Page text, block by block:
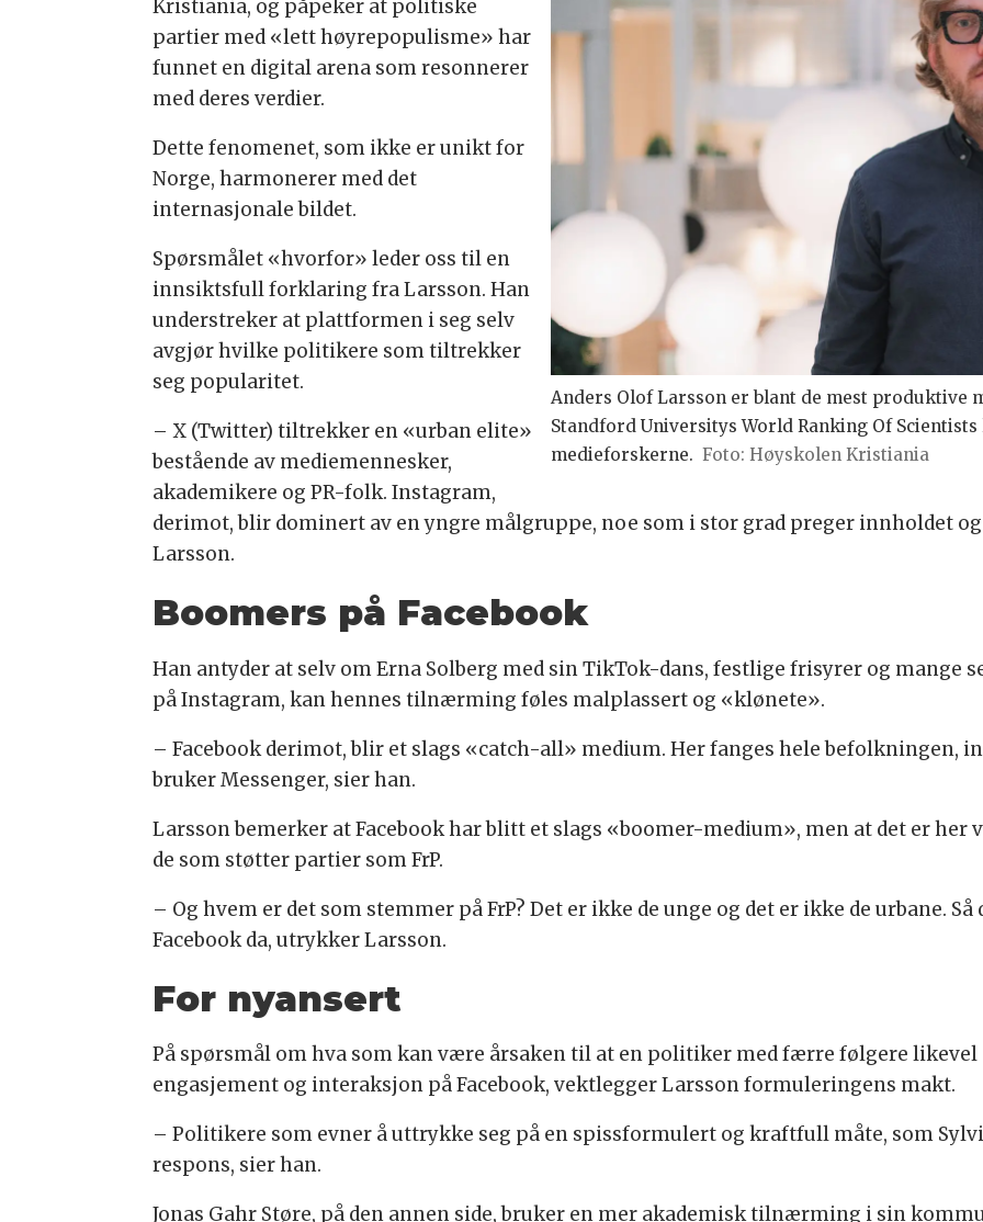
Anders Olof Larsson er blant de mest produktive
Standford Universitys World Ranking Of
medieforskerne. Foto: Høyskolen Kristiania
Kristiania, og påpeker at politiske
partier med «lett høyrepopulisme» har
funnet en digital arena som resonnerer
med deres verdier.
Dette fenomenet, som ikke er unikt for
Norge, harmonerer med det
internasjonale bildet.
Spørsmålet «hvorfor» leder oss til en
innsiktsfull forklaring fra Larsson. Han
understreker at plattformen i seg selv
avgjør hvilke politikere som tiltrekker
seg popularitet.
– X (Twitter) tiltrekker en «urban elite»
bestående av mediemennesker,
akademikere og PR-folk. Instagram,
derimot, blir dominert av en yngre målgruppe, noe som i stor grad preger innholdet
Larsson.
Boomers på Facebook
Han antyder at selv om Erna Solberg med sin TikTok-dans, festlige frisyrer og mange
på Instagram, kan hennes tilnærming føles malplassert og «klønete».
– Facebook derimot, blir et slags «catch-all» medium. Her fanges hele befolkningen,
bruker Messenger, sier han.
Larsson bemerker at Facebook har blitt et slags «boomer-medium», men at det er her
de som støtter partier som FrP.
– Og hvem er det som stemmer på FrP? Det er ikke de unge og det er ikke de urbane.
Facebook da, utrykker Larsson.
For nyansert
På spørsmål om hva som kan være årsaken til at en politiker med færre følgere
engasjement og interaksjon på Facebook, vektlegger Larsson formuleringens makt.
– Politikere som evner å uttrykke seg på en spissformulert og kraftfull måte, som
respons, sier han.
Jonas Gahr Støre, på den annen side, bruker en mer akademisk tilnærming i sin